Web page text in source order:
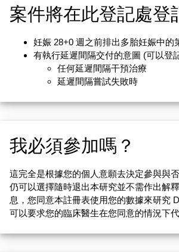
案件將在此登記處登
妊娠 28+0 週之前排出多胎妊娠中的
有執行延遲間隔交付的意圖 (可以登
任何延遲間隔干預治療
延遲間隔嘗試失敗時
我必須參加嗎？
這完全是根據您的個人意願去決定參與與
仍可以選擇隨時退出本研究並不需作出解
息，您同意本註冊表使用您的數據來研究
可以要求您的臨床醫生在您同意的情況下